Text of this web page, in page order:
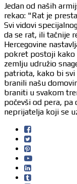
Jedan od naših
rekao: "Rat je
Svi vidovi
da se rat, ili tačnije
Hercegovine
pokret postoji kako
zemlju udružio
patriota, kako bi
branili našu
braniti u svakom
počevši od pera, pa
neprijatelja koji se